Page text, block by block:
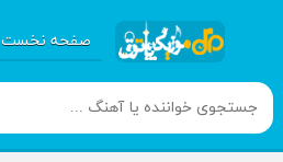
صفحه نخست